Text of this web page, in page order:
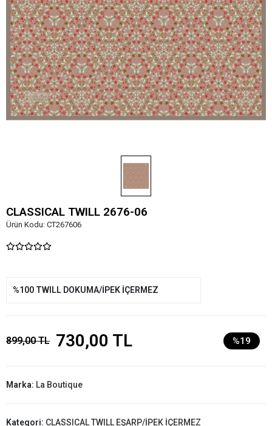
CLASSICAL TWILL 2676-06
Ürün Kodu: CT267606
%100 TWILL DOKUMA/İPEK İÇERMEZ
899,00 TL 730,00 TL %19
Marka: La Boutique
Kategori: CLASSICAL TWILL EŞARP/İPEK İÇERMEZ